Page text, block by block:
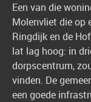
Een van die
Molenvliet die op
Ringdijk en de
lat lag hoog: in
dorpscentrum,
vinden. De
een goede